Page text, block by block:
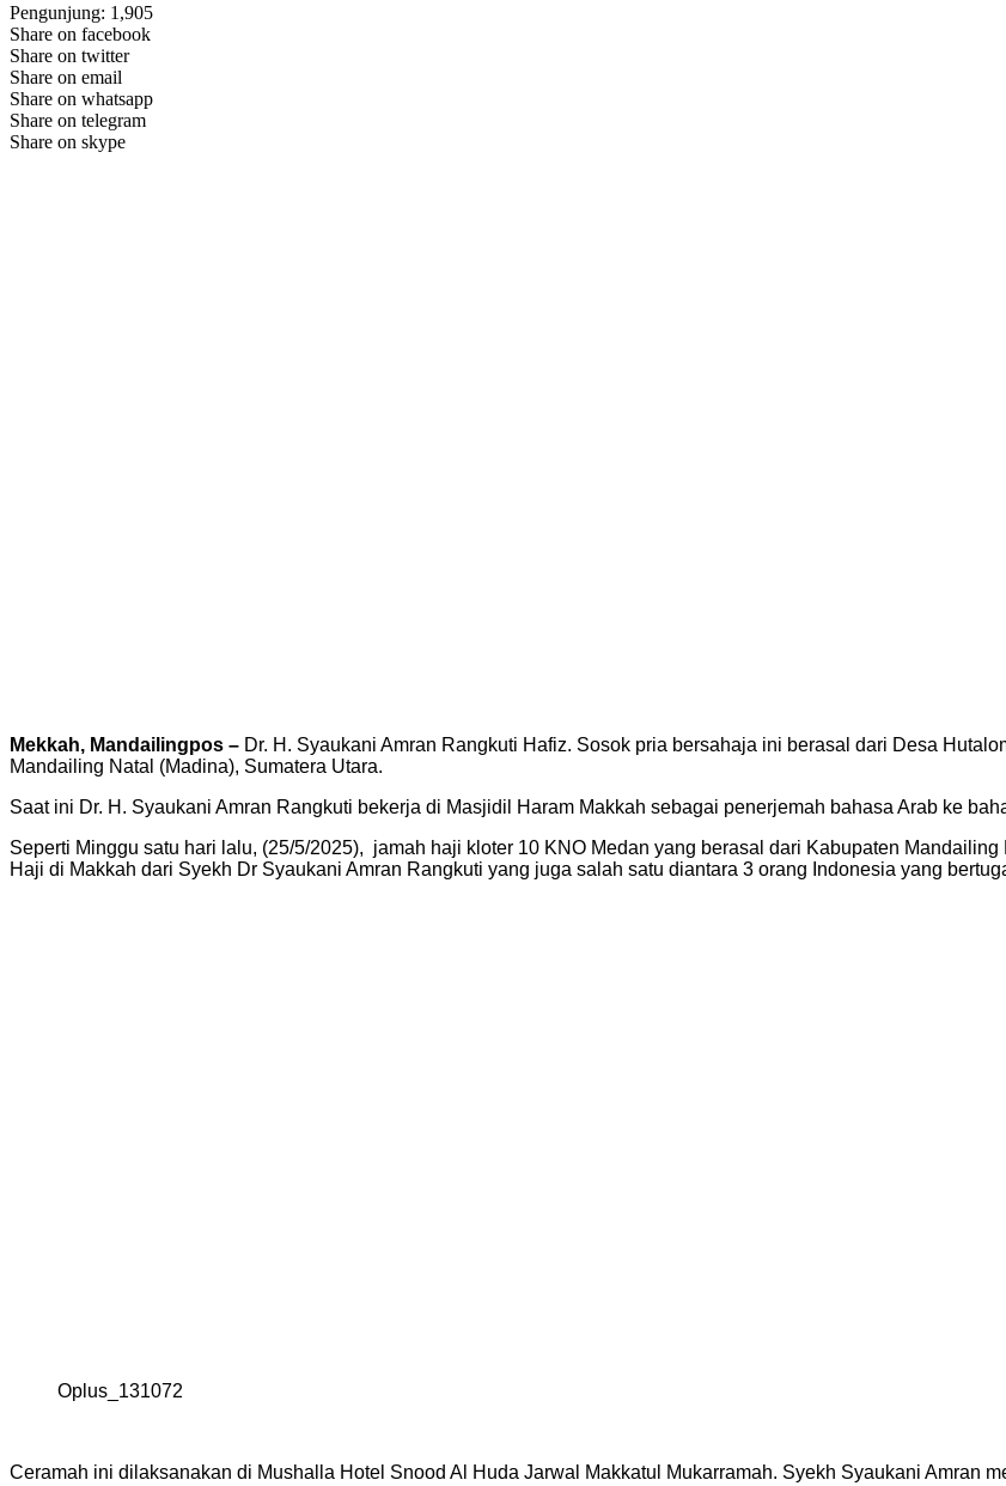
Pengunjung: 1,905
Share on facebook
Share on twitter
Share on email
Share on whatsapp
Share on telegram
Share on skype
Mekkah, Mandailingpos – Dr. H. Syaukani Amran Rangkuti Hafiz. Sosok pria bersahaja ini berasal dari Desa
Mandailing Natal (Madina), Sumatera Utara.
Saat ini Dr. H. Syaukani Amran Rangkuti bekerja di Masjidil Haram Makkah sebagai penerjemah bahasa Arab ke
Seperti Minggu satu hari lalu, (25/5/2025), jamah haji kloter 10 KNO Medan yang berasal dari Kabupaten
Haji di Makkah dari Syekh Dr Syaukani Amran Rangkuti yang juga salah satu diantara 3 orang Indonesia yang
Oplus_131072
Ceramah ini dilaksanakan di Mushalla Hotel Snood Al Huda Jarwal Makkatul Mukarramah. Syekh Syaukani Amran